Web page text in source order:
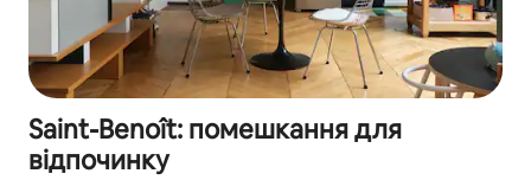
Saint-Benoît: помешкання для
відпочинку